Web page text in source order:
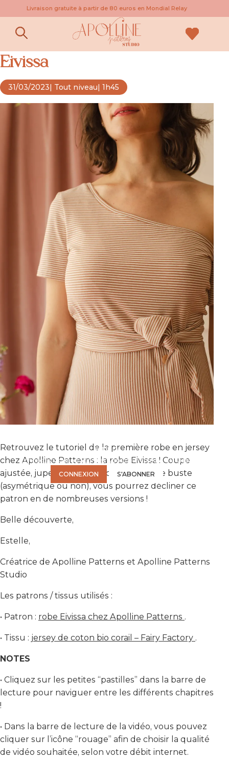
Livraison gratuite à partir de 80 euros en Mondial Relay
Pas à pas : le patron de robe
Eivissa
31/03/2023| Tout niveau| 1h45
VIDÉO.
Connectez-vous ou abonnez-vous pour accéder à la vidéo.
CONNEXION
S'ABONNER
Retrouvez le tutoriel de la première robe en jersey
chez Apolline Patterns : la robe Eivissa ! Coupe
ajustée, jupe boutonnée, deux bases de buste
(asymétrique ou non), vous pourrez décliner ce
patron en de nombreuses versions !
Belle découverte,
Estelle,
Créatrice de Apolline Patterns et Apolline Patterns
Studio
Les patrons / tissus utilisés :
• Patron : robe Eivissa chez Apolline Patterns .
• Tissu : jersey de coton bio corail – Fairy Factory .
NOTES
• Cliquez sur les petites “pastilles” dans la barre de
lecture pour naviguer entre les différents chapitres
!
• Dans la barre de lecture de la vidéo, vous pouvez
cliquer sur l’icône “rouage” afin de choisir la qualité
de vidéo souhaitée, selon votre débit internet.